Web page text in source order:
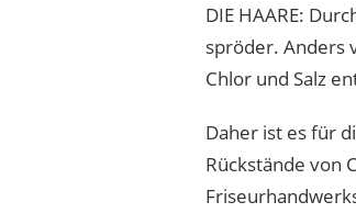
DIE HAARE:
spröder. Anders
Chlor und Salz
Daher ist es für
Rückstände von